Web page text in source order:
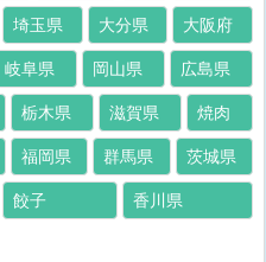
埼玉県 大分県 大阪府
岐阜県 岡山県 広島県
栃木県 滋賀県 焼肉
福岡県 群馬県 茨城県
餃子 香川県